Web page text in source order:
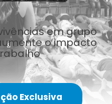
em grupo
o impacto
Exclusiva